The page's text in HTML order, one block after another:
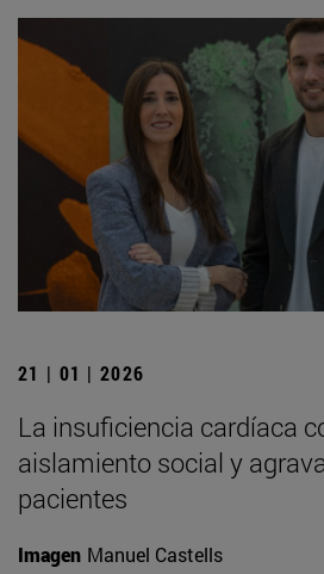
21 | 01 | 2026
La insuficiencia cardíaca
aislamiento social y
pacientes
Imagen Manuel Castells